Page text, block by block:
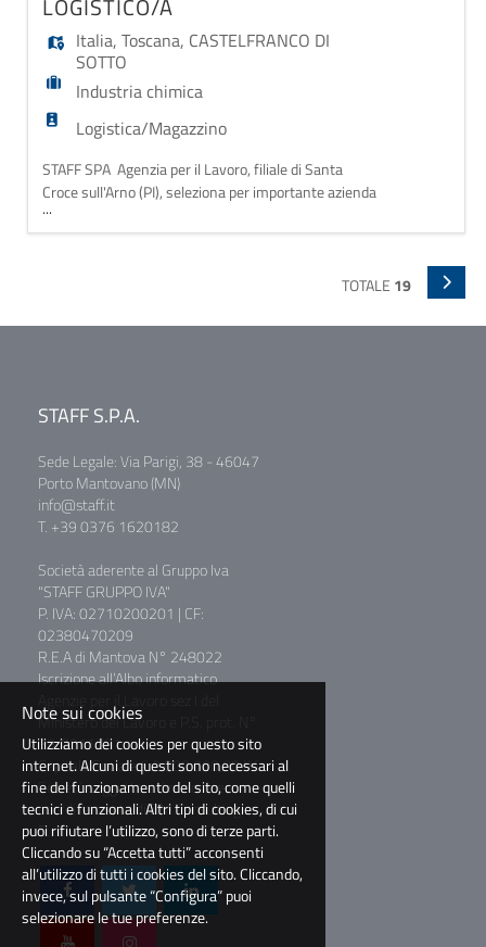
LOGISTICO/A
Italia,Toscana, CASTELFRANCO DI
SOTTO
Industria chimica
Logistica/Magazzino
STAFF SPA Agenzia per il Lavoro, filiale di Santa
Croce sull'Arno (PI), seleziona per importante azienda
cliente operante nel settore chimico:
OPERATORE/TRICE LOGISTICO/A Le risorse
del carrell
...
TOTALE 19
STAFF S.P.A.
Sede Legale: Via Parigi, 38 - 46047
Porto Mantovano (MN)
info@staff.it
T. +39 0376 1620182
Società aderente al Gruppo Iva
"STAFF GRUPPO IVA"
P. IVA: 02710200201 | CF:
02380470209
R.E.A di Mantova N° 248022
Iscrizione all’Albo informatico
Ministero del Lavoro e P.S. prot. N°
39/0011781
Capitale Sociale € 2.000.000,00 I.V.
Società soggetta a direzione e
coordinamento di BM Consulting
S.r.l.
Note sui cookies
Utilizziamo dei cookies per questo sito
internet. Alcuni di questi sono necessari al
fine del funzionamento del sito, come quelli
tecnici e funzionali. Altri tipi di cookies, di cui
puoi rifiutare l’utilizzo, sono di terze parti.
Cliccando su “Accetta tutti” acconsenti
all’utilizzo di tutti i cookies del sito. Cliccando,
invece, sul pulsante “Configura” puoi
selezionare le tue preferenze.